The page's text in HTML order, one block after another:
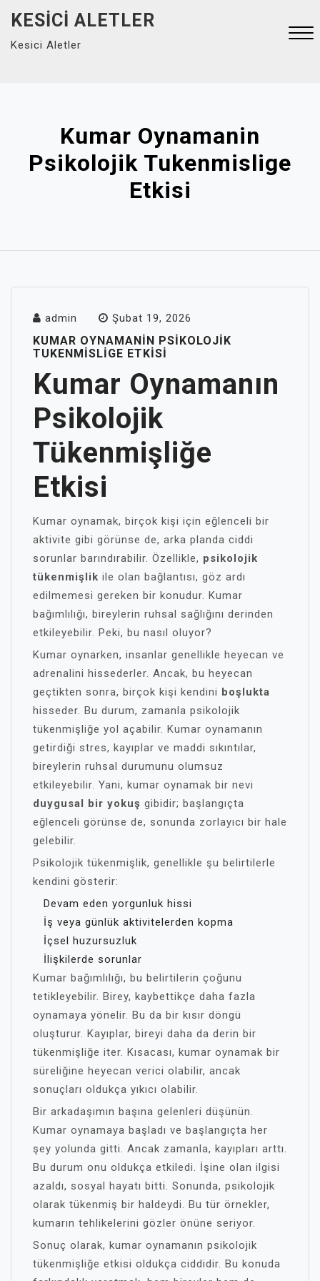
content
KESICI ALETLER
Kesici Aletler
Kumar Oynamanin
Psikolojik Tukenmislige
Etkisi
admin Şubat 19, 2026
KUMAR OYNAMANIN PSIKOLOJIK
TUKENMISLIGE ETKISI
Kumar Oynamanın
Psikolojik
Tükenmişliğe
Etkisi
Kumar oynamak, birçok kişi için eğlenceli bir
aktivite gibi görünse de, arka planda ciddi
sorunlar barındırabilir. Özellikle, psikolojik
tükenmişlik ile olan bağlantısı, göz ardı
edilmemesi gereken bir konudur. Kumar
bağımlılığı, bireylerin ruhsal sağlığını derinden
etkileyebilir. Peki, bu nasıl oluyor?
Kumar oynarken, insanlar genellikle heyecan ve
adrenalini hissederler. Ancak, bu heyecan
geçtikten sonra, birçok kişi kendini boşlukta
hisseder. Bu durum, zamanla psikolojik
tükenmişliğe yol açabilir. Kumar oynamanın
getirdiği stres, kayıplar ve maddi sıkıntılar,
bireylerin ruhsal durumunu olumsuz
etkileyebilir. Yani, kumar oynamak bir nevi
duygusal bir yokuş gibidir; başlangıçta
eğlenceli görünse de, sonunda zorlayıcı bir hale
gelebilir.
Psikolojik tükenmişlik, genellikle şu belirtilerle
kendini gösterir:
Devam eden yorgunluk hissi
İş veya günlük aktivitelerden kopma
İçsel huzursuzluk
İlişkilerde sorunlar
Kumar bağımlılığı, bu belirtilerin çoğunu
tetikleyebilir. Birey, kaybettikçe daha fazla
oynamaya yönelir. Bu da bir kısır döngü
oluşturur. Kayıplar, bireyi daha da derin bir
tükenmişliğe iter. Kısacası, kumar oynamak bir
süreliğine heyecan verici olabilir, ancak
sonuçları oldukça yıkıcı olabilir.
Bir arkadaşımın başına gelenleri düşünün.
Kumar oynamaya başladı ve başlangıçta her
şey yolunda gitti. Ancak zamanla, kayıpları arttı.
Bu durum onu oldukça etkiledi. İşine olan ilgisi
azaldı, sosyal hayatı bitti. Sonunda, psikolojik
olarak tükenmiş bir haldeydi. Bu tür örnekler,
kumarın tehlikelerini gözler önüne seriyor.
Sonuç olarak, kumar oynamanın psikolojik
tükenmişliğe etkisi oldukça ciddidir. Bu konuda